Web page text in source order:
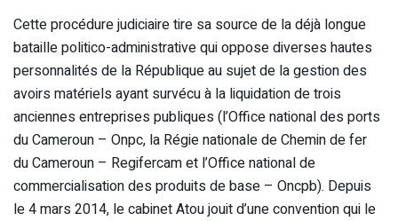
Cette procédure judiciaire tire sa source de la déjà longue
bataille politico-administrative qui oppose diverses hautes
personnalités de la République au sujet de la gestion des
avoirs matériels ayant survécu à la liquidation de trois
anciennes entreprises publiques (l’Office national des ports
du Cameroun – Onpc, la Régie nationale de Chemin de fer
du Cameroun – Regifercam et l’Office national de
commercialisation des produits de base – Oncpb). Depuis
le 4 mars 2014, le cabinet Atou jouit d’une convention qui le